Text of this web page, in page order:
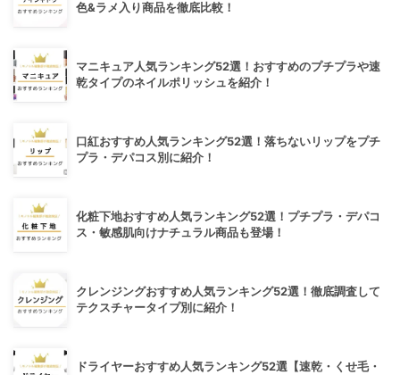
色&ラメ入り商品を徹底比較！
マニキュア人気ランキング52選！おすすめのプチプラや速
乾タイプのネイルポリッシュを紹介！
口紅おすすめ人気ランキング52選！落ちないリップをプチ
プラ・デパコス別に紹介！
化粧下地おすすめ人気ランキング52選！プチプラ・デパコ
ス・敏感肌向けナチュラル商品も登場！
クレンジングおすすめ人気ランキング52選！徹底調査して
テクスチャータイプ別に紹介！
ドライヤーおすすめ人気ランキング52選【速乾・くせ毛・